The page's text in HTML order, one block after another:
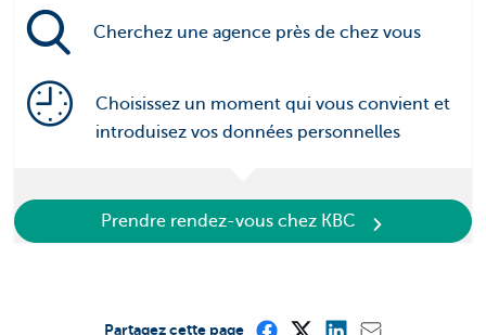
Cherchez une agence près de chez vous
Choisissez un moment qui vous convient et
introduisez vos données personnelles
Prendre rendez-vous chez KBC
Partagez cette page